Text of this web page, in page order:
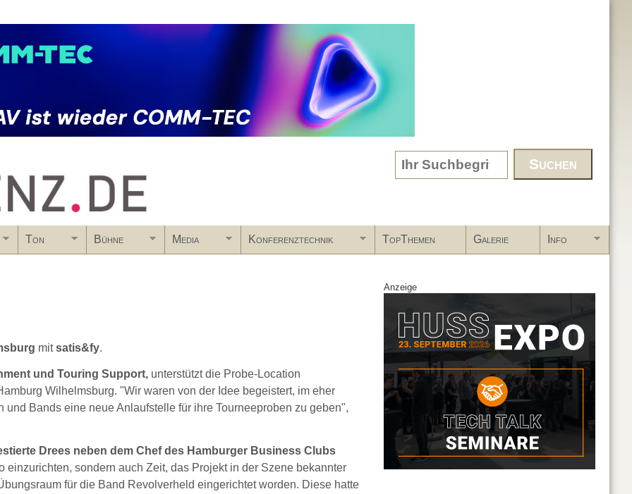
Search form
Ton Bühne Media Konferenztechnik TopThemen Galerie Info
mitsatis&fy.
und Touring Support, unterstützt die Probe-Location
Wilhelmsburg. "Wir waren von der Idee begeistert, im eher
Bands eine neue Anlaufstelle für ihre Tourneeproben zu geben",
Drees neben dem Chef des Hamburger Business Clubs
einzurichten, sondern auch Zeit, das Projekt in der Szene bekannter
für die Band Revolverheld eingerichtet worden. Diese hatte
Anzeige